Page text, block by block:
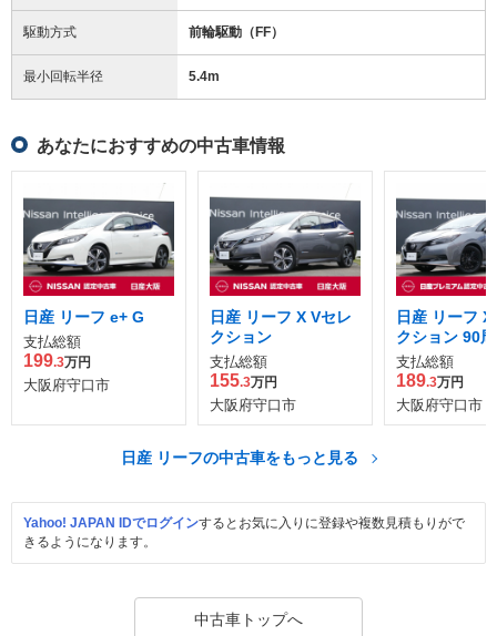
駆動方式 前輪駆動（FF）
最小回転半径 5.4m
あなたにおすすめの中古車情報
日産 リーフ e+ G
支払総額
199.3万円
大阪府守口市
日産 リーフ X Vセレ
クション
支払総額
155.3万円
大阪府守口市
日産 リーフ X
クション 90
車
支払総額
189.3万円
大阪府守口市
日産 リーフの中古車をもっと見る
Yahoo! JAPAN IDでログインするとお気に入りに登録や複数見積もりがで
きるようになります。
中古車トップへ